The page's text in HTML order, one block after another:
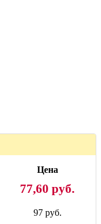
Цена
77,60 руб.
97 руб.